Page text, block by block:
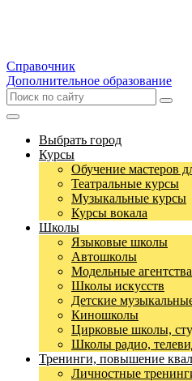
Справочник
Дополнительное образование
Выбрать город
Курсы
Обучение мастеров
Театральные курсы
Музыкальные курсы
Курсы вокала
Школы
Языковые школы
Автошколы
Модельные агентства
Школы искусств
Детские
Киношколы
Цирковые школы,
Школы радио,
Тренинги, повышение
Личностные